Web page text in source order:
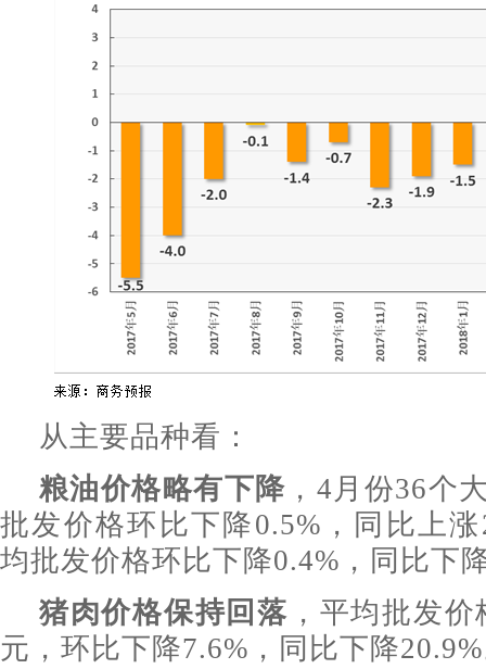
从主要品种看：
粮油价格略有下降 ，4月份36个
批发价格环比下降0.5%，同比上
均批发价格环比下降0.4%，同比下
猪肉价格保持回落 ，平均批发
元，环比下降7.6%，同比下降